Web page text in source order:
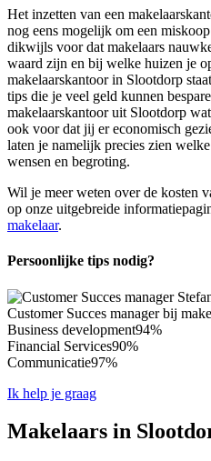
Het inzetten van een
nog eens mogelijk om een
dikwijls voor dat makelaars
waard zijn en bij welke huizen je
makelaarskantoor in Slootdorp
tips die je veel geld kunnen
makelaarskantoor uit Slootdorp
ook voor dat jij er economisch
laten je namelijk precies zien
wensen en begroting.
Wil je meer weten over de kosten
op onze uitgebreide
makelaar.
Persoonlijke tips nodig?
Customer Succes manager bij
Business development94%
Financial Services90%
Communicatie97%
Ik help je graag
Makelaars in